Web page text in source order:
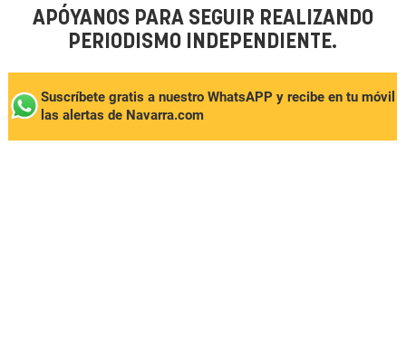
APÓYANOS PARA SEGUIR REALIZANDO
PERIODISMO INDEPENDIENTE.
Suscríbete gratis a nuestro WhatsAPP y recibe en tu móvil
las alertas de Navarra.com